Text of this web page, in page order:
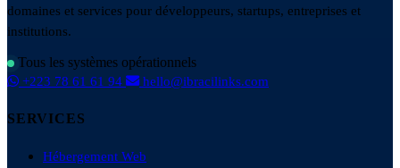
domaines et services pour développeurs, startups, entreprises et
institutions.
Tous les systèmes opérationnels
+223 78 61 61 94
hello@ibracilinks.com
SERVICES
Hébergement Web